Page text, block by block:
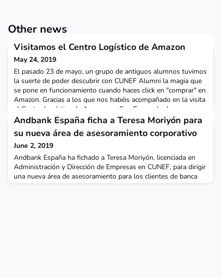
Other news
Visitamos el Centro Logístico de Amazon
May 24, 2019
El pasado 23 de mayo, un grupo de antiguos alumnos tuvimos
la suerte de poder descubrir con CUNEF Alumni la magia que
se pone en funcionamiento cuando haces click en "comprar" en
Amazon. Gracias a los que nos habéis acompañado en la visita
al Centro Logístico de Amazon en San Fernando de
Henares, donde hemos conocido de primera mano la
tecnología y equipo detrás del gran éxito de la empresa logíst
Andbank España ficha a Teresa Moriyón para
su nueva área de asesoramiento corporativo
June 2, 2019
Andbank España ha fichado a Teresa Moriyón, licenciada en
Administración y Dirección de Empresas en CUNEF, para dirigir
una nueva área de asesoramiento para los clientes de banca
privada en operaciones corporativas e inmobiliarias, según